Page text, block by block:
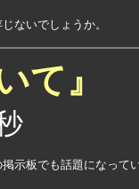
ないでしょうか。
て』
示板でも話題になって